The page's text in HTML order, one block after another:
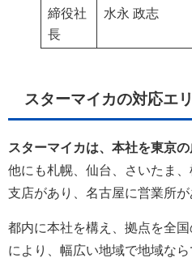
締役社
長
水永 政志
スターマイカの対応エ
スターマイカは、本社を東京の
他にも札幌、仙台、さいたま
支店があり、名古屋に営業所が
都内に本社を構え、拠点を全
により、幅広い地域で地域な